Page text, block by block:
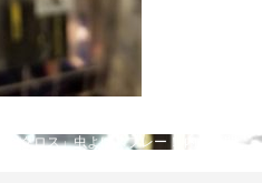
タロス」虫よけスプレー！